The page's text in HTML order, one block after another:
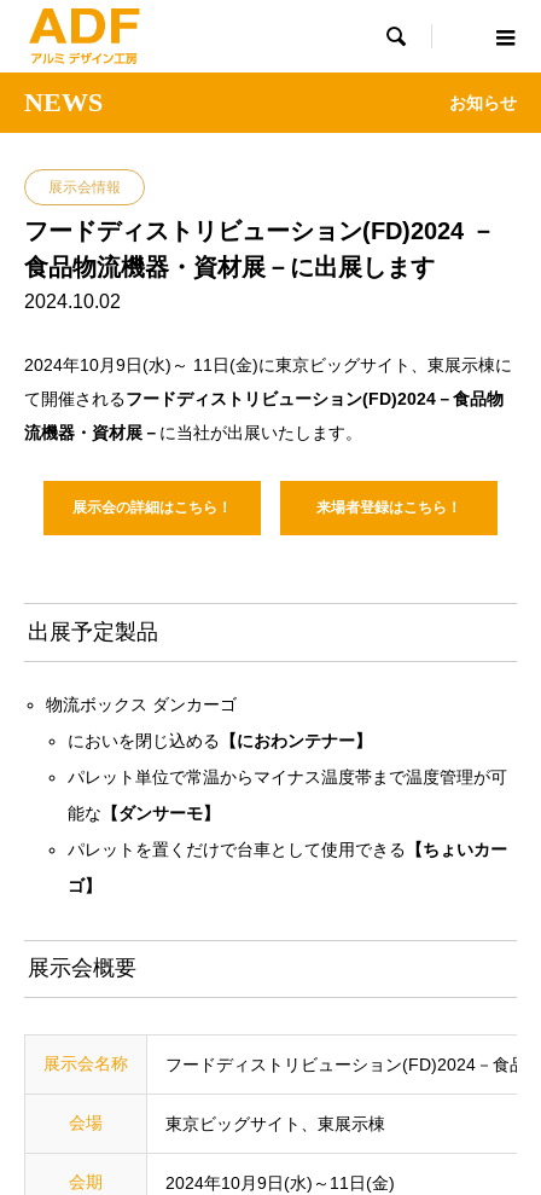

NEWS お知らせ
展示会情報
フードディストリビューション(FD)2024 －
食品物流機器・資材展－に出展します
2024.10.02
2024年10月9日(水)～ 11日(金)に東京ビッグサイト、東展示棟に
て開催されるフードディストリビューション(FD)2024－食品物
流機器・資材展－ に当社が出展いたします。
展示会の詳細はこちら！ 来場者登録はこちら！
出展予定製品
物流ボックス ダンカーゴ
においを閉じ込める 【におわンテナー】
パレット単位で常温からマイナス温度帯まで温度管理が可
能な 【ダンサーモ】
パレットを置くだけで台車として使用できる 【ちょいカー
ゴ】
展示会概要
展示会名称 フードディストリビューション(FD)2024－食品
会場 東京ビッグサイト、東展示棟
会期 2024年10月9日(水)～11日(金)